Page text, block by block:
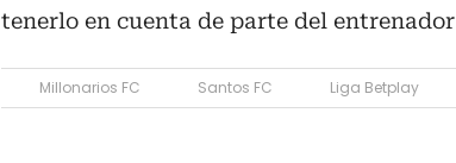
tenerlo en cuenta de parte del entrenador
Millonarios FC Santos FC Liga Betplay